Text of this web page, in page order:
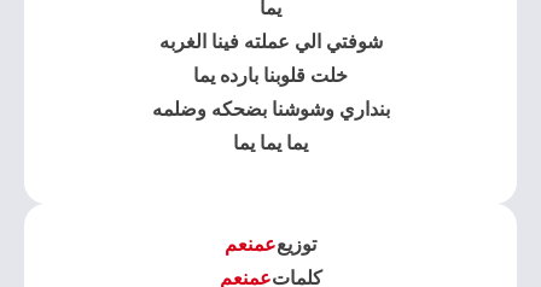
يما
شوفتي الي عملته فينا الغربه
خلت قلوبنا بارده يما
بنداري وشوشنا بضحكه وضلمه
يما يما يما
توزيععمنعم
كلماتعمنعم